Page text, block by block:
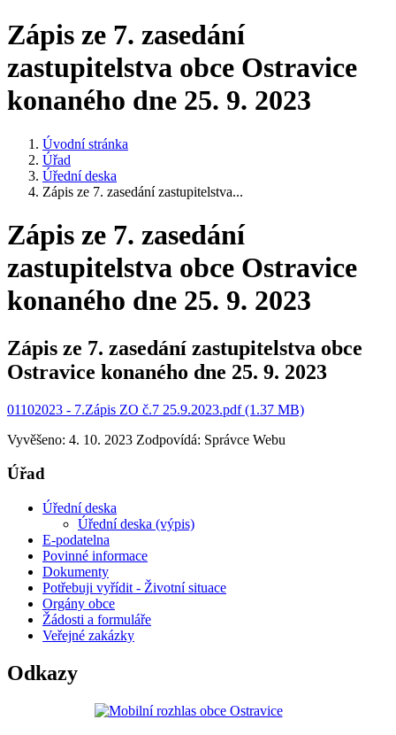
Zápis ze 7. zasedání
zastupitelstva obce Ostravice
konaného dne 25. 9. 2023
Úvodní stránka
Úřad
Úřední deska
Zápis ze 7. zasedání zastupitelstva...
Zápis ze 7. zasedání
zastupitelstva obce Ostravice
konaného dne 25. 9. 2023
Zápis ze 7. zasedání zastupitelstva obce
Ostravice konaného dne 25. 9. 2023
01102023 - 7.Zápis ZO č.7 25.9.2023.pdf (1.37 MB)
Vyvěšeno: 4. 10. 2023 Zodpovídá: Správce Webu
Úřad
Úřední deska
Úřední deska (výpis)
E-podatelna
Povinné informace
Dokumenty
Potřebuji vyřídit - Životní situace
Orgány obce
Žádosti a formuláře
Veřejné zakázky
Odkazy